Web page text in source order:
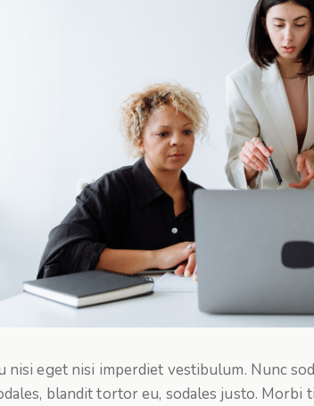
nisi eget nisi imperdiet vestibulum. Nunc
blandit tortor eu, sodales justo. Morbi